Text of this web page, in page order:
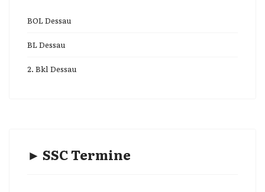
BOL Dessau
BL Dessau
2. Bkl Dessau
► SSC Termine